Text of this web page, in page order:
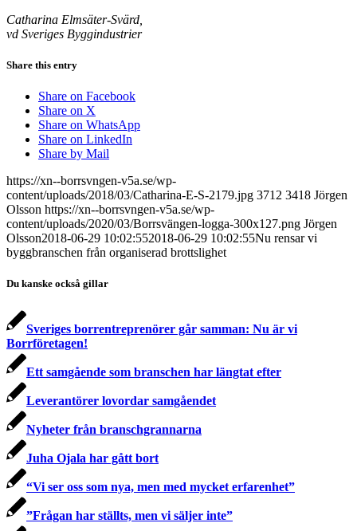
Catharina Elmsäter-Svärd,
vd Sveriges Byggindustrier
Share this entry
Share on Facebook
Share on X
Share on WhatsApp
Share on LinkedIn
Share by Mail
https://xn--borrsvngen-v5a.se/wp-
content/uploads/2018/03/Catharina-E-S-2179.jpg 3712 3418 Jörgen
Olsson https://xn--borrsvngen-v5a.se/wp-
content/uploads/2020/03/Borrsvängen-logga-300x127.png Jörgen
Olsson2018-06-29 10:02:552018-06-29 10:02:55Nu rensar vi
byggbranschen från organiserad brottslighet
Du kanske också gillar
Sveriges borrentreprenörer går samman: Nu är vi
Borrföretagen!
Ett samgående som branschen har längtat efter
Leverantörer lovordar samgåendet
Nyheter från branschgrannarna
Juha Ojala har gått bort
“Vi ser oss som nya, men med mycket erfarenhet”
”Frågan har ställts, men vi säljer inte”